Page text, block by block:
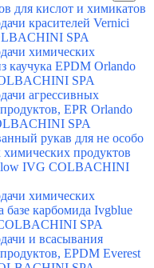
для кислот и химикатов
красителей Vernici
SPA
химических
каучука EPDM Orlando
SPA
агрессивных
EPR Orlando
SPA
рукав для не особо
химических продуктов
IVG COLBACHINI
химических
базе карбомида Ivgblue
SPA
и всасывания
EPDM Everest